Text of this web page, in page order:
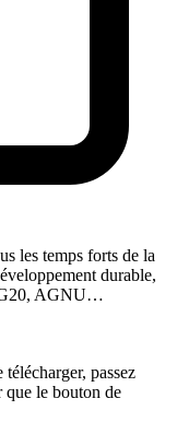
les temps forts de la
durable,
G20, AGNU…
passez
que le bouton de